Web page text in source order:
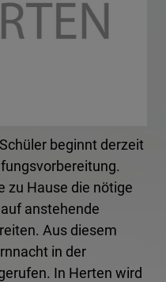
beginnt derzeit
zu Hause die nötige
anstehende
Aus diesem
in der
In Herten wird